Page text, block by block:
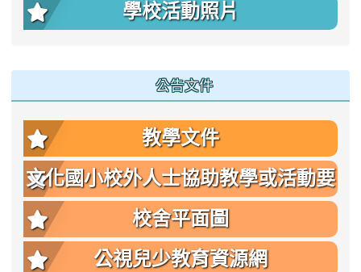
學校活動照片
公告文件
教學文件
文化國小校外人士協助教學或活動要
點
校舍平面圖
公視兒少教育資源網